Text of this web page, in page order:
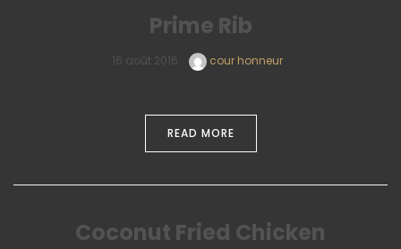
Prime Rib
16 août 2016 cour honneur
READ MORE
Coconut Fried Chicken